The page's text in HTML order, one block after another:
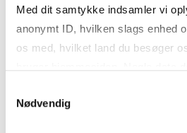
Med dit samtykke indsamler vi
anonymt ID, hvilken slags enhed
os med, hvilket land du besøger
markedsføring. Du bestemmer
Nødvendig
effektivitet og…
Økonomi og matematik Kultur